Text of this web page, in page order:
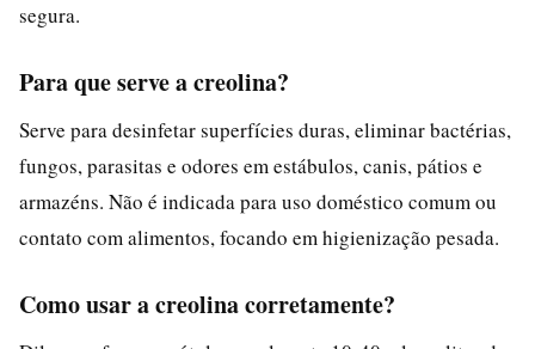
segura.
Para que serve a creolina?
Serve para desinfetar superfícies duras, eliminar bactérias,
fungos, parasitas e odores em estábulos, canis, pátios e
armazéns. Não é indicada para uso doméstico comum ou
contato com alimentos, focando em higienização pesada.
Como usar a creolina corretamente?